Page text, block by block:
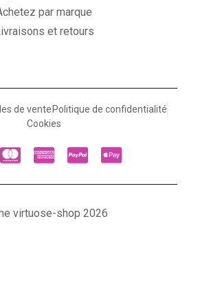
par marque
et retours
de vente Politique de confidentialité
Cookies
virtuose-shop 2026